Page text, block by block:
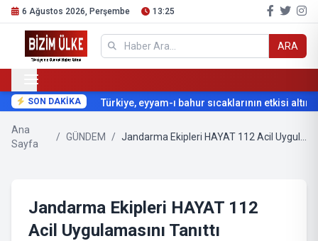
6 Ağustos 2026, Perşembe 13:25
ARA
SON DAKİKA Türkiye, eyyam-ı bahur sıcaklarının etkisi altına
Ana
Sayfa
/ GÜNDEM /
Jandarma Ekipleri HAYAT 112
Acil Uygulamasını Tanıttı